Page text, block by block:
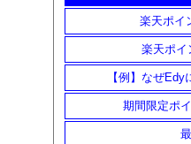
楽天ポイ
楽天ポイ
【例】なぜ
期間限定ポ